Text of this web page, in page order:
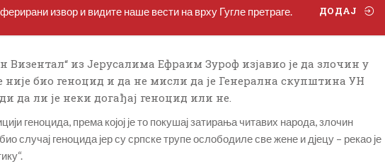
извор и видите наше вести на врху Гугле претраге. ДОДАЈ
Визентал“ из Јерусалима Ефраим Зуроф изјавио је да злочин у
није био геноцид и да не мисли да је Генерална скупштина УН
да ли је неки догађај геноцид или не.
геноцида, према којој је то покушај затирања читавих народа, злочин
случај геноцида јер су српске трупе ослободиле све жене и дјецу – рекао је